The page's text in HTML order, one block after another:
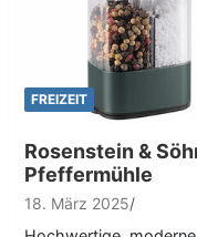
FREIZEIT
Rosenstein &
Pfeffermühle
18. März 2025